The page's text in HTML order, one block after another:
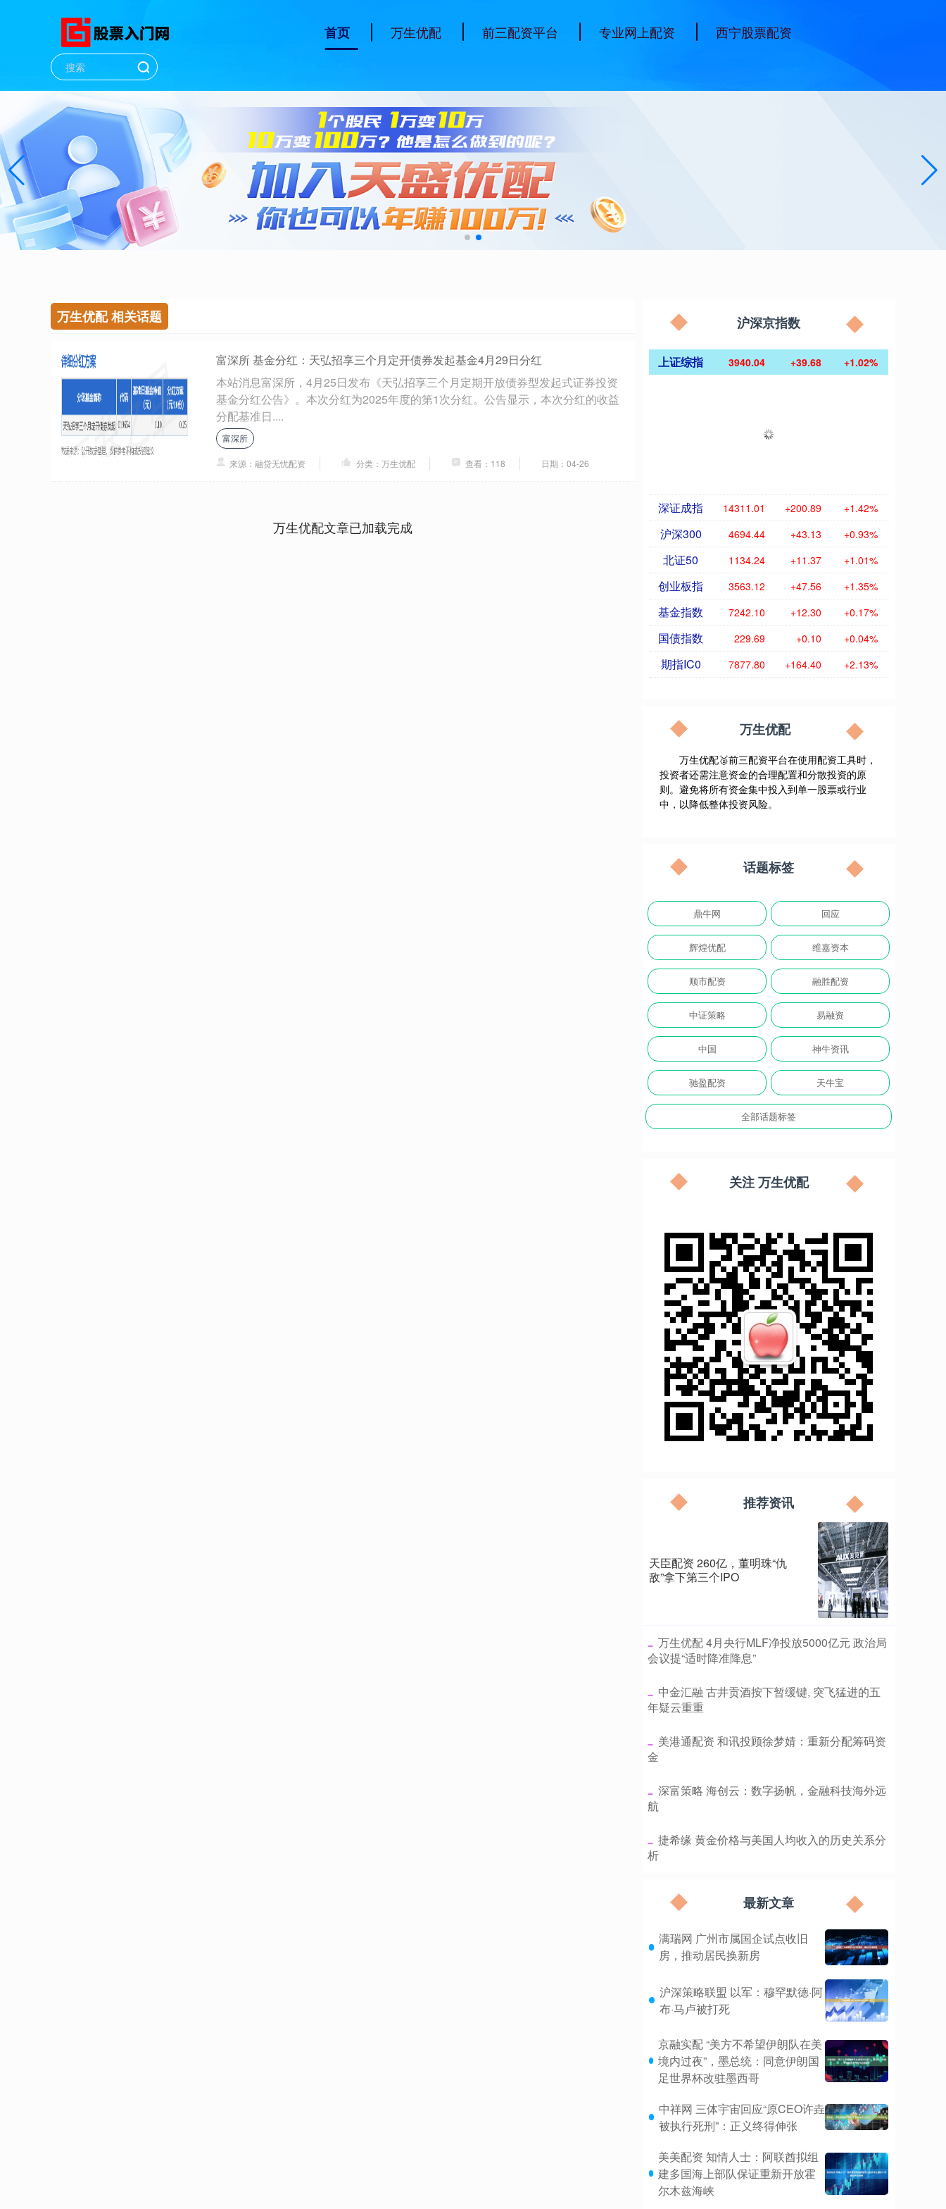
首页 万生优配 前三配资平台 专业网上配资 西宁股票配资
万生优配 相关话题
富深所 基金分红：天弘招享三个月定开债券发起基金4月29日分红
本站消息富深所，4月25日发布《天弘招享三个月定期开放债券型发起式证券投资
基金分红公告》。本次分红为2025年度的第1次分红。公告显示，本次分红的收益
分配基准日....
富深所
来源：融贷无忧配资 分类：万生优配 查看：118 日期：04-26
万生优配文章已加载完成
沪深京指数
上证综指 3940.04 +39.68 +1.02%
深证成指 14311.01 +200.89 +1.42%
沪深300 4694.44 +43.13 +0.93%
北证50 1134.24 +11.37 +1.01%
创业板指 3563.12 +47.56 +1.35%
基金指数 7242.10 +12.30 +0.17%
国债指数 229.69 +0.10 +0.04%
期指IC0 7877.80 +164.40 +2.13%
万生优配
万生优配🥈前三配资平台在使用配资工具时，
投资者还需注意资金的合理配置和分散投资的原
则。避免将所有资金集中投入到单一股票或行业
中，以降低整体投资风险。
话题标签
鼎牛网 回应
辉煌优配 维嘉资本
顺市配资 融胜配资
中证策略 易融资
中国 神牛资讯
驰盈配资 天牛宝
全部话题标签
关注 万生优配
推荐资讯
天臣配资 260亿，董明珠“仇
敌”拿下第三个IPO
​万生优配 4月央行MLF净投放5000亿元 政治局
会议提“适时降准降息”
​中金汇融 古井贡酒按下暂缓键, 突飞猛进的五
年疑云重重
​美港通配资 和讯投顾徐梦婧：重新分配筹码资
金
​深富策略 海创云：数字扬帆，金融科技海外远
航
​捷希缘 黄金价格与美国人均收入的历史关系分
析
最新文章
满瑞网 广州市属国企试点收旧
房，推动居民换新房
沪深策略联盟 以军：穆罕默德·阿
布·马卢被打死
京融实配 “美方不希望伊朗队在美
境内过夜”，墨总统：同意伊朗国
足世界杯改驻墨西哥
中祥网 三体宇宙回应“原CEO许垚
被执行死刑”：正义终得伸张
美美配资 知情人士：阿联酋拟组
建多国海上部队保证重新开放霍
尔木兹海峡